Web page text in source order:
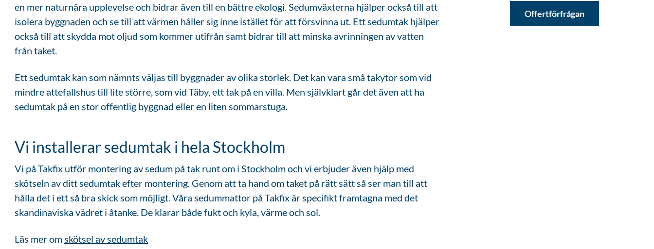
en mer naturnära upplevelse och bidrar även till en bättre ekologi. Sedumväxterna hjälper också till att
isolera byggnaden och se till att värmen håller sig inne istället för att försvinna ut. Ett sedumtak hjälper
också till att skydda mot oljud som kommer utifrån samt bidrar till att minska avrinningen av vatten
från taket.
Ett sedumtak kan som nämnts väljas till byggnader av olika storlek. Det kan vara små takytor som vid
mindre attefallshus till lite större, som vid Täby, ett tak på en villa. Men självklart går det även att ha
sedumtak på en stor offentlig byggnad eller en liten sommarstuga.
Vi installerar sedumtak i hela Stockholm
Vi på Takfix utför montering av sedum på tak runt om i Stockholm och vi erbjuder även hjälp med
skötseln av ditt sedumtak efter montering. Genom att ta hand om taket på rätt sätt så ser man till att
hålla det i ett så bra skick som möjligt. Våra sedummattor på Takfix är specifikt framtagna med det
skandinaviska vädret i åtanke. De klarar både fukt och kyla, värme och sol.
Läs mer omskötsel av sedumtak
Offertförfrågan